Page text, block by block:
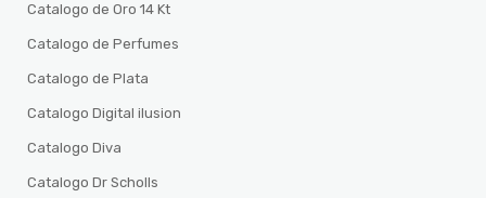
Catalogo de Oro 14 Kt
Catalogo de Perfumes
Catalogo de Plata
Catalogo Digital ilusion
Catalogo Diva
Catalogo Dr Scholls